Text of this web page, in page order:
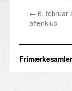
← 6. februar
aftenklub